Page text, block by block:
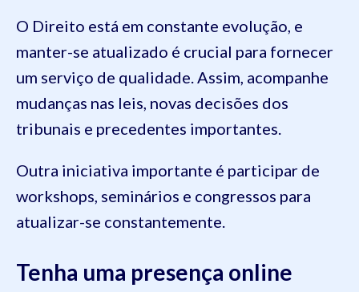
O Direito está em constante evolução, e
manter-se atualizado é crucial para fornecer
um serviço de qualidade. Assim, acompanhe
mudanças nas leis, novas decisões dos
tribunais e precedentes importantes.
Outra iniciativa importante é participar de
workshops, seminários e congressos para
atualizar-se constantemente.
Tenha uma presença online